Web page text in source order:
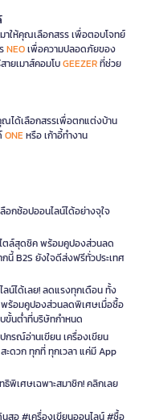
ให้คุณเลือกสรร เพื่อตอบโจทย์
NEOเพื่อความปลอดภัยของ
ายเมาส์คอมโบGEEZERที่ช่วย
ได้เลือกสรรเพื่อตกแต่งบ้าน
ONEหรือ เก้าอี้ทำงาน
อกช้อปออนไลน์ได้อย่างจุใจ
ตล์สุดชิค พร้อมคูปองส่วนลด
นี้ B2S ยังใจดีส่งฟรีทั่วประเทศ
น์ได้เลย! ลดแรงทุกเดือน ทั้ง
ร้อมคูปองส่วนลดพิเศษเมื่อซื้อ
ขั้นต่ำที่บริษัทกำหนด
กรณ์อ่านเขียน เครื่องเขียน
ะดวก ทุกที่ ทุกเวลา แค่มี App
ธิพิเศษเฉพาะสมาชิก! คลิกเลย
สอ #เครื่องเขียนออนไลน์ #ซื้อ